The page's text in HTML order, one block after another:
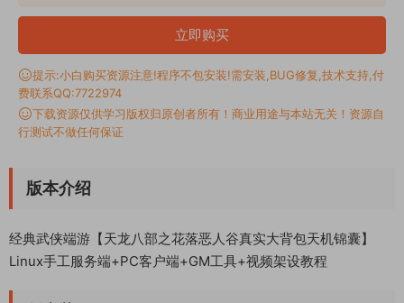
立即购买
提示:小白购买资源注意!程序不包安装!需安装,BUG修复,技术支持,付
费联系QQ:7722974
下载资源仅供学习版权归原创者所有！商业用途与本站无关！资源自
行测试不做任何保证
版本介绍
经典武侠端游【天龙八部之花落恶人谷真实大背包天机锦囊】
Linux手工服务端+PC客户端+GM工具+视频架设教程